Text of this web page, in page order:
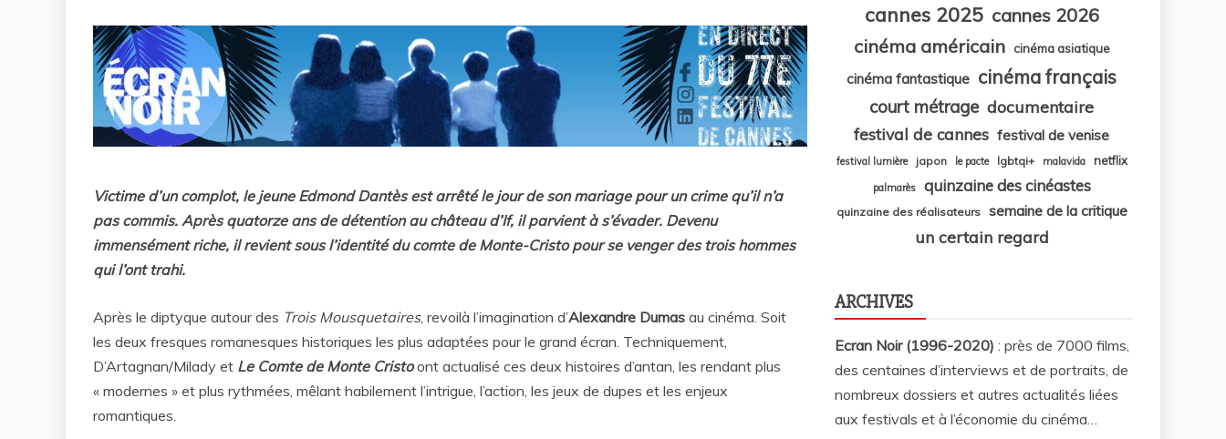
Victime d’un complot, le jeune Edmond Dantès est arrêté le jour de son mariage pour un crime qu’il n’a
pas commis. Après quatorze ans de détention au château d’If, il parvient à s’évader. Devenu
immensément riche, il revient sous l’identité du comte de Monte-Cristo pour se venger des trois hommes
qui l’ont trahi.
Après le diptyque autour des Trois Mousquetaires, revoilà l’imagination d’Alexandre Dumas au cinéma. Soit
les deux fresques romanesques historiques les plus adaptées pour le grand écran. Techniquement,
D’Artagnan/Milady et Le Comte de Monte Cristoont actualisé ces deux histoires d’antan, les rendant plus
« modernes » et plus rythmées, mêlant habilement l’intrigue, l’action, les jeux de dupes et les enjeux
romantiques.
cannes 2025 cannes 2026
cinéma américain
cinéma asiatique
cinéma fantastique cinéma français
court métrage documentaire
festival de cannes festival de venise
festival lumière japon le pacte lgbtqi+ malavida netflix
palmarès quinzaine des cinéastes
quinzaine des réalisateurs semaine de la critique
un certain regard
ARCHIVES
Ecran Noir (1996-2020) : près de 7000 films,
des centaines d’interviews et de portraits, de
nombreux dossiers et autres actualités liées
aux festivals et à l’économie du cinéma…